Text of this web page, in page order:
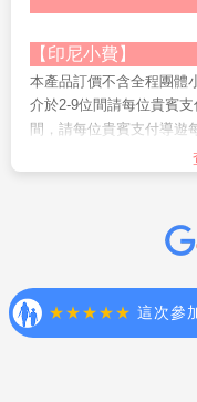
9.
如需求一大床、連
知，因各房型數量有限
升等房型，需加收房費
10.
峇里島Villa房內配
都可以加床，若飯店可
架）或簡易床，敬請見
大多以鍋爐加熱產生熱
時段太多人同時使用時
產生熱水供應。盡量避
使用，都比較不會遇到
架）或簡易床，敬請見
6. 若您無法參加行程
請於出發前先告知服務
Mini Tour恕不適用於團
費。
7. 可退費之活動以旅行
格，恕無法以標價退費
形，若遇飯店滿房，本
證入住時段，若取消則
之旅遊權益，本行程恕
人或友人之單獨報名，
【印尼小費】
本產品訂價不含全程團體
介於2-9位間請每位貴賓
間，請每位貴賓支付導遊
有關峇里島的小費說明：
進出飯店行李小費每房
烏布泛舟船家小費每位貴
SPA LULUR 芳療師小費